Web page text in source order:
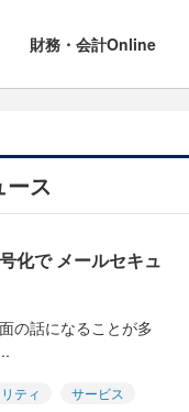
財務・会計Online
ース
化で メールセキュ
の話になることが多
ティ
サービス